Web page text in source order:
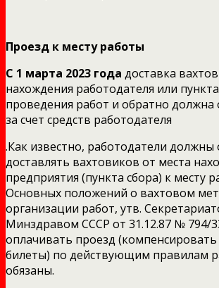
Проезд к месту работы
С 1 марта 2023 года доставка
нахождения работодателя или
проведения работ и обратно должна
за счет средств работодателя
.Как известно, работодатели должны
доставлять вахтовиков от места
предприятия (пункта сбора) к месту
Основных положений о вахтовом
организации работ, утв.
Минздравом СССР от 31.12.87 № 794/
оплачивать проезд
билеты) по действующим правилам
обязаны.